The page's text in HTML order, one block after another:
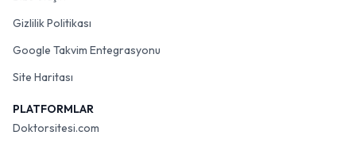
Gizlilik Politikası
Google Takvim Entegrasyonu
Site Haritası
PLATFORMLAR
Doktorsitesi.com